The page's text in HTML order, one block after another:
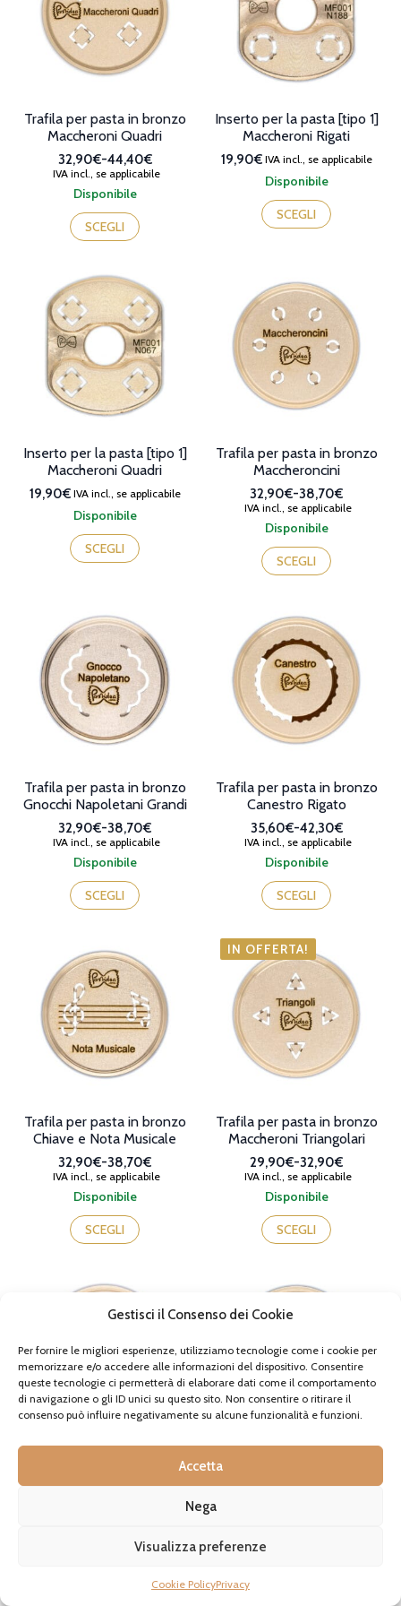
Gestisci il Consenso dei Cookie
Per fornire le migliori esperienze, utilizziamo tecnologie come i cookie per
memorizzare e/o accedere alle informazioni del dispositivo. Consentire
queste tecnologie ci permetterà di elaborare dati come il comportamento
di navigazione o gli ID unici su questo sito. Non consentire o ritirare il
consenso può influire negativamente su alcune funzionalità e funzioni.
Accetta
Nega
Visualizza preferenze
Cookie PolicyPrivacy
essere
scelte
nella
pagina
del
essere
scelte
nella
pagina
del
Disponibile
Trafila per pasta in bronzo
Maccheroni Quadri
32,90€-44,40€
Fascia
di
da
32,90€
IVA incl., se applicabile
SCEGLI
Questo
prodotto
ha
varianti.
Le
opzioni
possono
essere
scelte
nella
pagina
del
Disponibile
Inserto per la pasta [tipo 1]
Maccheroni Rigati
19,90€IVA incl., se applicabile
SCEGLI
Questo
prodotto
ha
opzioni
possono
essere
scelte
nella
pagina
del
Disponibile
Inserto per la pasta [tipo 1]
Maccheroni Quadri
19,90€IVA incl., se applicabile
SCEGLI
Questo
prodotto
ha
Le
opzioni
possono
essere
scelte
nella
pagina
del
Disponibile
Trafila per pasta in bronzo
Maccheroncini
32,90€-38,70€
Fascia
di
da
32,90€
IVA incl., se applicabile
SCEGLI
Questo
prodotto
ha
Le
opzioni
possono
essere
scelte
nella
pagina
del
Disponibile
Trafila per pasta in bronzo
Gnocchi Napoletani Grandi
32,90€-38,70€
Fascia
di
da
32,90€
IVA incl., se applicabile
SCEGLI
Questo
prodotto
ha
Le
opzioni
possono
essere
scelte
nella
pagina
Disponibile
Trafila per pasta in bronzo
Canestro Rigato
35,60€-42,30€
Fascia
di
da
35,60€
42,30€
IVA incl., se applicabile
SCEGLI
Questo
prodotto
ha
varianti.
Le
opzioni
possono
essere
scelte
nella
pagina
Disponibile
Trafila per pasta in bronzo
Chiave e Nota Musicale
32,90€-38,70€
Fascia
di
da
32,90€
IVA incl., se applicabile
SCEGLI
Questo
prodotto
ha
varianti.
Le
opzioni
essere
scelte
nella
pagina
del
IN OFFERTA!
Disponibile
Trafila per pasta in bronzo
Maccheroni Triangolari
29,90€-32,90€
Fascia
di
da
29,90€
IVA incl., se applicabile
SCEGLI
Questo
prodotto
ha
Le
opzioni
essere
scelte
nella
pagina
del
prezzo:
Questo